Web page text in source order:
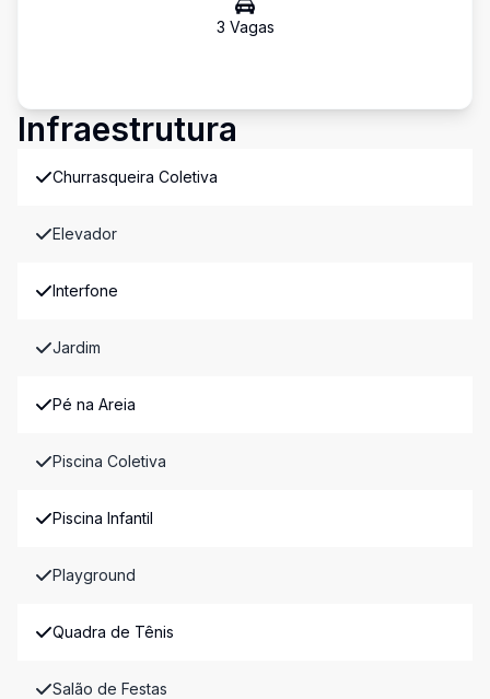
3 Vagas
Infraestrutura
Churrasqueira Coletiva
Elevador
Interfone
Jardim
Pé na Areia
Piscina Coletiva
Piscina Infantil
Playground
Quadra de Tênis
Salão de Festas